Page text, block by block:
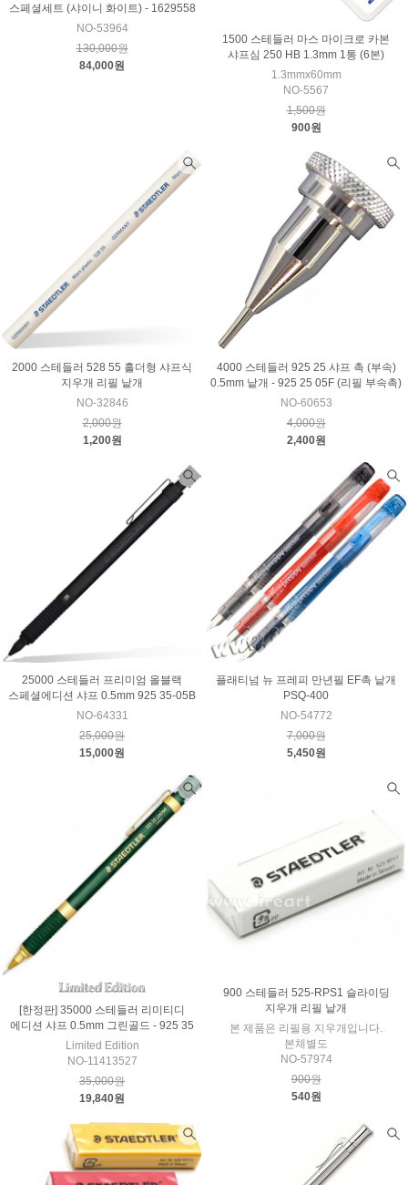
스페셜세트 (샤이니 화이트) - 1629558
NO-53964
130,000원
84,000원
1500 스테들러 마스 마이크로 카본
샤프심 250 HB 1.3mm 1통 (6본)
1.3mmx60mm
NO-5567
1,500원
900원
2000 스테들러 528 55 홀더형 샤프식
지우개 리필 낱개
NO-32846
2,000원
1,200원
4000 스테들러 925 25 샤프 촉 (부속)
0.5mm 낱개 - 925 25 05F (리필 부속촉)
NO-60653
4,000원
2,400원
25000 스테들러 프리미엄 올블랙
스페셜에디션 샤프 0.5mm 925 35-05B
NO-64331
25,000원
15,000원
플래티넘 뉴 프레피 만년필 EF촉 낱개
PSQ-400
NO-54772
7,000원
5,450원
[한정판] 35000 스테들러 리미티디
에디션 샤프 0.5mm 그린골드 - 925 35
Limited Edition
NO-11413527
35,000원
19,840원
900 스테들러 525-RPS1 슬라이딩
지우개 리필 낱개
본 제품은 리필용 지우개입니다.
본체별도
NO-57974
900원
540원